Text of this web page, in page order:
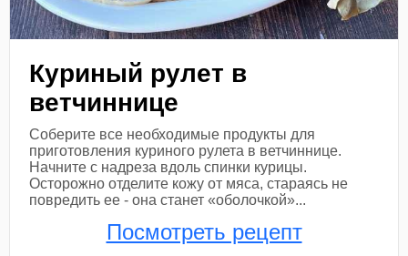
Куриный рулет в
ветчиннице
Соберите все необходимые продукты для
приготовления куриного рулета в ветчиннице.
Начните с надреза вдоль спинки курицы.
Осторожно отделите кожу от мяса, стараясь не
повредить ее - она станет «оболочкой»...
Посмотреть рецепт